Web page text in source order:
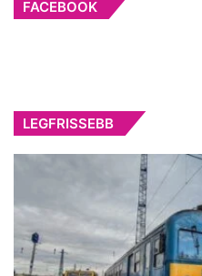
FACEBOOK
LEGFRISSEBB